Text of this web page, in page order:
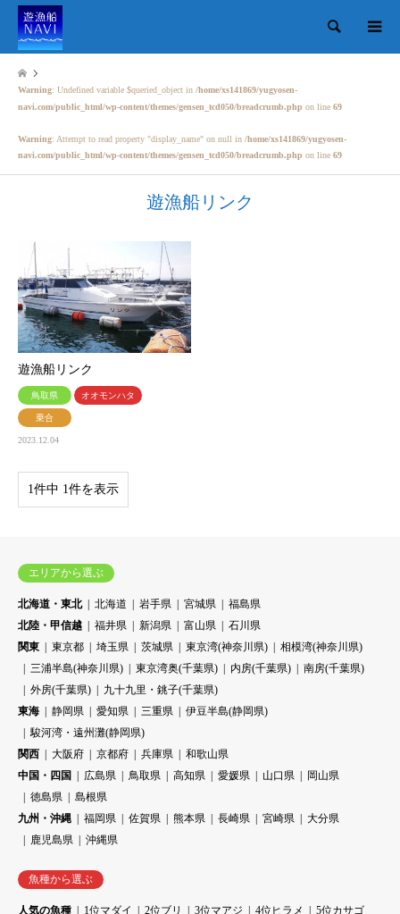
検索
Warning: Undefined variable $queried_object in /home/xs141869/yugyosen-
navi.com/public_html/wp-content/themes/gensen_tcd050/breadcrumb.php on line 69
Warning: Attempt to read property "display_name" on null in /home/xs141869/yugyosen-
navi.com/public_html/wp-content/themes/gensen_tcd050/breadcrumb.php on line 69
遊漁船リンク
遊漁船リンク
鳥取県 オオモンハタ
乗合
2023.12.04
1件中 1件を表示
エリアから選ぶ
北海道・東北 北海道 岩手県 宮城県
福島県
北陸・甲信越
福井県 新潟県 富山県
石川県
関東
東京都 埼玉県 茨城県 東京湾(神奈川県)
相模湾(神奈川県)
三浦半島(神奈川県)
東京湾奥(千葉県) 内房(千葉県)
南房(千葉県)
外房(千葉県)
九十九里・銚子(千葉県)
東海
静岡県 愛知県 三重県
伊豆半島(静岡県)
駿河湾・遠州灘(静岡県)
関西
大阪府 京都府 兵庫県
和歌山県
中国・四国
広島県 鳥取県 高知県 愛媛県 山口県
岡山県
徳島県
島根県
九州・沖縄
福岡県 佐賀県 熊本県 長崎県 宮崎県
大分県
鹿児島県
沖縄県
魚種から選ぶ
人気の魚種 1位マダイ 2位ブリ 3位マアジ 4位ヒラメ
5位カサゴ